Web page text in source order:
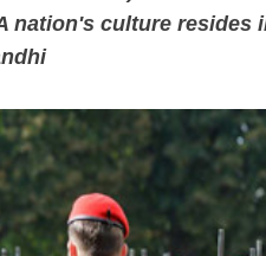
nation's culture resides